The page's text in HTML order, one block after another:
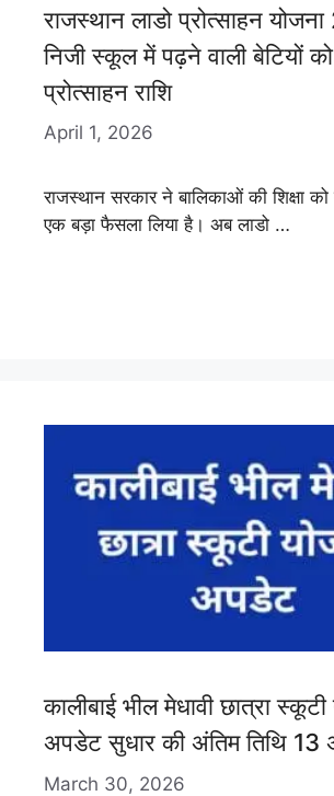
राजस्थान लाडो प्रोत्साहन
निजी स्कूल में पढ़ने वाली बेटियों को
प्रोत्साहन राशि
April 1, 2026
राजस्थान सरकार ने बालिकाओं की शिक्षा
एक बड़ा फैसला लिया है। अब लाडो …
कालीबाई भील मेधावी छात्रा स्कूटी
अपडेट सुधार की अंतिम तिथि 13
March 30, 2026